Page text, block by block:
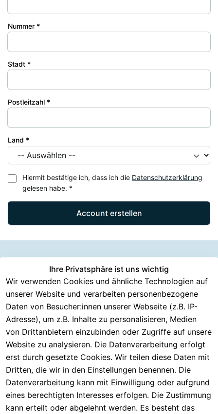
Nummer *
Stadt *
Postleitzahl *
Land *
Hiermit bestätige ich, dass ich die Datenschutzerklärung
gelesen habe. *
Account erstellen
Ihre Privatsphäre ist uns wichtig
Wir verwenden Cookies und ähnliche Technologien auf
unserer Website und verarbeiten personenbezogene
Daten von Besucher:innen unserer Webseite (z.B. IP-
Adresse), um z.B. Inhalte zu personalisieren, Medien
von Drittanbietern einzubinden oder Zugriffe auf unsere
Website zu analysieren. Die Datenverarbeitung erfolgt
erst durch gesetzte Cookies. Wir teilen diese Daten mit
Dritten, die wir in den Einstellungen benennen. Die
Datenverarbeitung kann mit Einwilligung oder aufgrund
eines berechtigten Interesses erfolgen. Die Zustimmung
kann erteilt oder abgelehnt werden. Es besteht das
Rechtliches
AGB
Impressum
Datenschutzer
klärung
Barrierefreiheit
serklärung
Widerrufsrech
t
Kundenserv
ice
Häufige
Fragen
Kontakt
Registrieren
Serviceverspr
echen
30 Tage
testen
Information
en
Über CMK
Versand
Batterieentsor
gung
Eektrogeräte-
Entsorgung
Versanddie
nstleister
DHL
DPD